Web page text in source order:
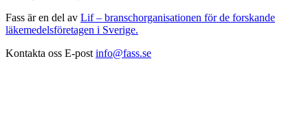
Fass är en del av Lif – branschorganisationen för de forskande
läkemedelsföretagen i Sverige.
Kontakta oss E-post info@fass.se